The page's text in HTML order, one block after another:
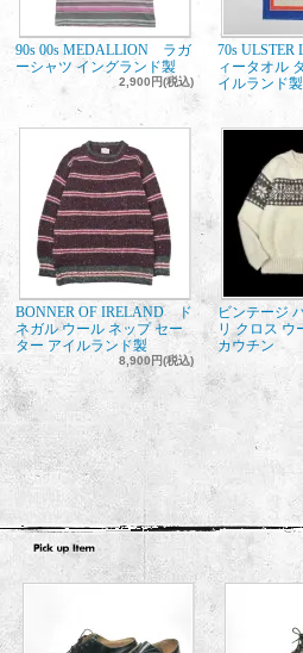
90s 00s MEDALLION ラガ
ーシャツ イングランド製
2,900円(税込)
70s
ィータオル
イルランド製
BONNER OF IRELAND ド
ネガル ウール ネップ セー
ター アイルランド製
8,900円(税込)
ビンテージ
リ クロス ウ
カウチン